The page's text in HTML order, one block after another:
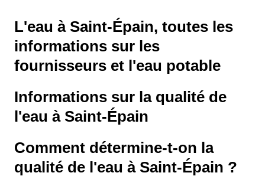
L'eau à Saint-Épain, toutes les
informations sur les
fournisseurs et l'eau potable
Informations sur la qualité de
l'eau à Saint-Épain
Comment détermine-t-on la
qualité de l'eau à Saint-Épain ?